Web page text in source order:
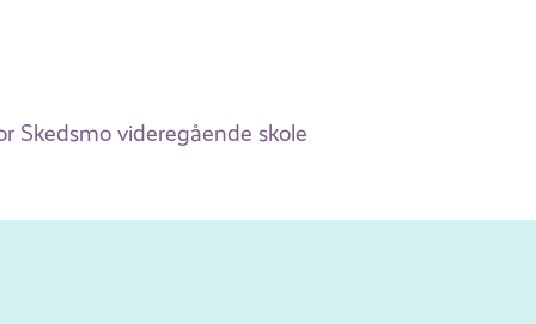
Skedsmo videregående skole